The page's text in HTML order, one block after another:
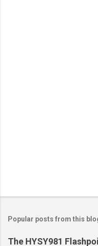
Popular posts from this
The HYSY981